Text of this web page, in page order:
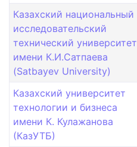
Казахский национальный
исследовательский
технический университет
имени К.И.Сатпаева
(Satbayev University)
Казахский университет
технологии и бизнеса
имени К. Кулажанова
(КазУТБ)